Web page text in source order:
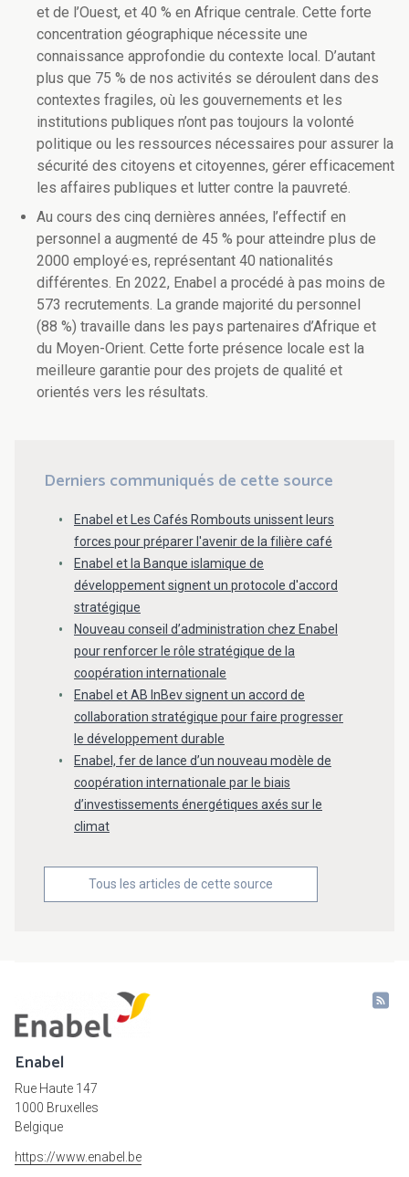
et de l’Ouest, et 40 % en Afrique centrale. Cette forte
concentration géographique nécessite une
connaissance approfondie du contexte local. D’autant
plus que 75 % de nos activités se déroulent dans des
contextes fragiles, où les gouvernements et les
institutions publiques n’ont pas toujours la volonté
politique ou les ressources nécessaires pour assurer la
sécurité des citoyens et citoyennes, gérer efficacement
les affaires publiques et lutter contre la pauvreté.
Au cours des cinq dernières années, l’effectif en
personnel a augmenté de 45 % pour atteindre plus de
2000 employé·es, représentant 40 nationalités
différentes. En 2022, Enabel a procédé à pas moins de
573 recrutements. La grande majorité du personnel
(88 %) travaille dans les pays partenaires d’Afrique et
du Moyen-Orient. Cette forte présence locale est la
meilleure garantie pour des projets de qualité et
orientés vers les résultats.
Derniers communiqués de cette source
Enabel et Les Cafés Rombouts unissent leurs
forces pour préparer l'avenir de la filière café
Enabel et la Banque islamique de
développement signent un protocole d'accord
stratégique
Nouveau conseil d’administration chez Enabel
pour renforcer le rôle stratégique de la
coopération internationale
Enabel et AB InBev signent un accord de
collaboration stratégique pour faire progresser
le développement durable
Enabel, fer de lance d’un nouveau modèle de
coopération internationale par le biais
d’investissements énergétiques axés sur le
climat
Tous les articles de cette source
Enabel
Rue Haute 147
1000 Bruxelles
Belgique
https://www.enabel.be